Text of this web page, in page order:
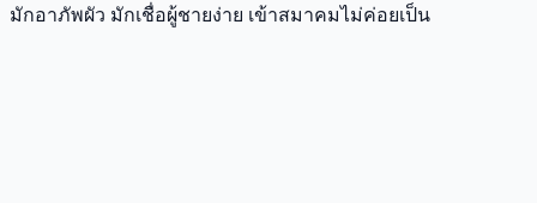
มักอาภัพผัว มักเชื่อผู้ชายง่าย เข้าสมาคมไม่ค่อยเป็น